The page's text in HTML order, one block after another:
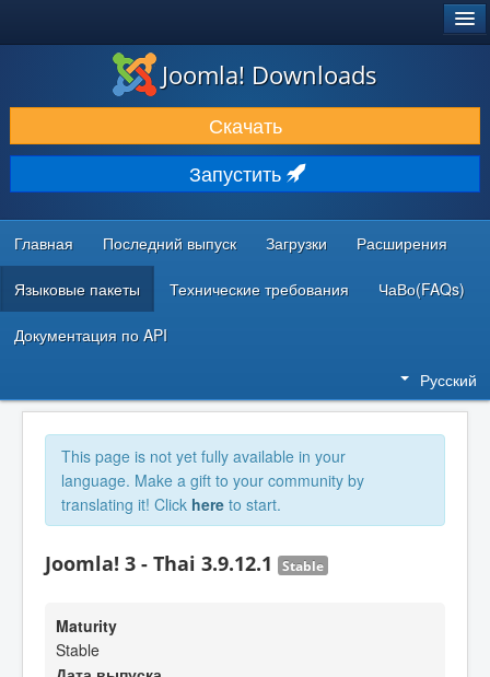
ЗАГРУЗКИ И РАСШИРЕНИЯ
ДОКУМЕНТАЦИЯ И ОБУЧЕНИЕ
СООБЩЕСТВО И ПОДДЕРЖКА
РЕСУРСЫ ДЛЯ РАЗРАБОТЧИКОВ
Joomla! Downloads
Скачать
Запустить
Главная Последний выпуск Загрузки Расширения
Языковые пакеты Технические требования ЧаВо(FAQs)
Документация по API
Русский
This page is not yet fully available in your
language. Make a gift to your community by
translating it! Click here to start.
Joomla! 3 - Thai 3.9.12.1 Stable
Maturity
Stable